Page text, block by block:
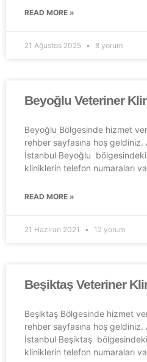
READ MORE »
21 Ağustos 2025 8 yorum
Beyoğlu Veteriner
Beyoğlu Bölgesinde hizmet
rehber sayfasına hoş
İstanbul Beyoğlu
kliniklerin telefon numaraları
READ MORE »
21 Haziran 2021 12 yorum
Beşiktaş Veteriner
Beşiktaş Bölgesinde hizmet
rehber sayfasına hoş
İstanbul Beşiktaş
kliniklerin telefon numaraları